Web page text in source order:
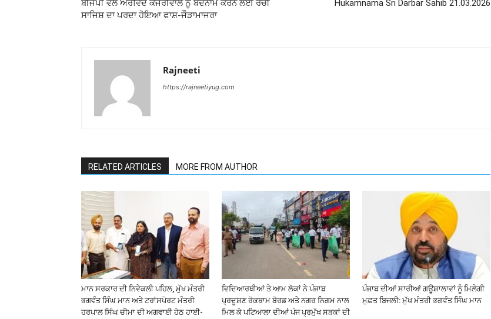
ਬੀਜੇਪੀ ਵੱਲੋਂ ਅਰਵਿੰਦ ਕੇਜਰੀਵਾਲ ਨੂੰ ਬਦਨਾਮ ਕਰਨ ਲਈ ਰਚੀ
ਸਾਜਿਸ਼ ਦਾ ਪਰਦਾ ਹੋ‌ਇਆ ਫਾਸ਼-ਜੌੜਾਮਾਜਰਾ
Hukamnama Sri Darbar Sahib 21.03.2026
Rajneeti
https://rajneetiyug.com
RELATED ARTICLES MORE FROM AUTHOR
ਮਾਨ ਸਰਕਾਰ ਦੀ ਨਿਵੇਕਲੀ ਪਹਿਲ, ਮੁੱਖ ਮੰਤਰੀ
ਭਗਵੰਤ ਸਿੰਘ ਮਾਨ ਅਤੇ ਟਰਾਂਸਪੋਰਟ ਮੰਤਰੀ
ਹਰਪਾਲ ਸਿੰਘ ਚੀਮਾ ਦੀ ਅਗਵਾਈ ਹੇਠ ਹਾਈ-
ਵਿਦਿਆਰਥੀਆਂ ਤੇ ਆਮ ਲੋਕਾਂ ਨੇ ਪੰਜਾਬ
ਪ੍ਰਦੂਸ਼ਣ ਰੋਕਥਾਮ ਬੋਰਡ ਅਤੇ ਨਗਰ ਨਿਗਮ ਨਾਲ
ਮਿਲ ਕੇ ਪਟਿਆਲਾ ਦੀਆਂ ਪੰਜ ਪ੍ਰਮੁੱਖ ਸੜਕਾਂ ਦੀ
ਪੰਜਾਬ ਦੀਆਂ ਸਾਰੀਆਂ ਗਊਸ਼ਾਲਾਵਾਂ ਨੂੰ ਮਿਲੇਗੀ
ਮੁਫ਼ਤ ਬਿਜਲੀ: ਮੁੱਖ ਮੰਤਰੀ ਭਗਵੰਤ ਸਿੰਘ ਮਾਨ